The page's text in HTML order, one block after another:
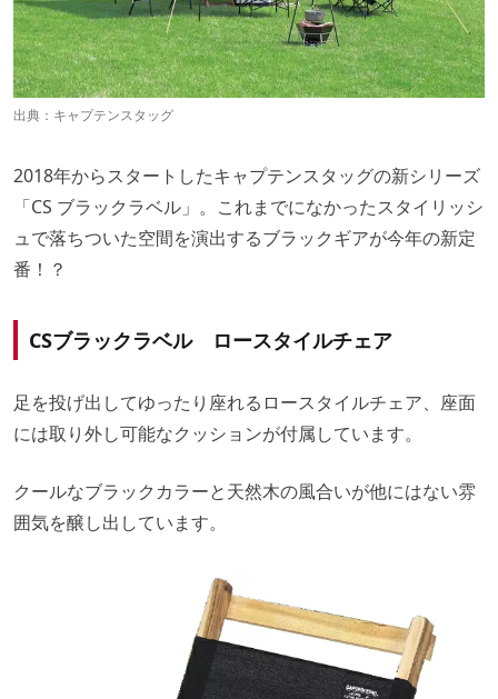
出典： キャプテンスタッグ
2018年からスタートしたキャプテンスタッグの新シリーズ
「CS ブラックラベル」。これまでになかったスタイリッシ
ュで落ちついた空間を演出するブラックギアが今年の新定
番！？
CSブラックラベル ロースタイルチェア
足を投げ出してゆったり座れるロースタイルチェア、座面
には取り外し可能なクッションが付属しています。
クールなブラックカラーと天然木の風合いが他にはない雰
囲気を醸し出しています。